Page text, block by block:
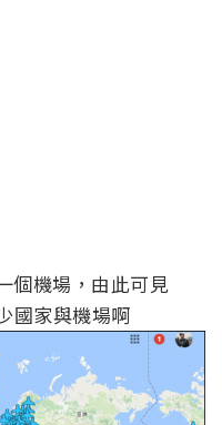
個機場，由此可見
國家與機場啊